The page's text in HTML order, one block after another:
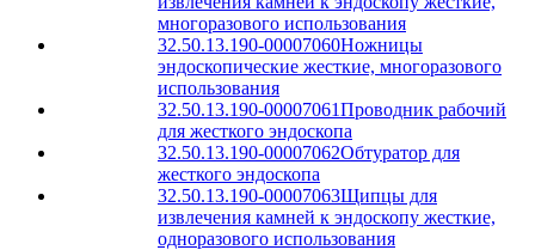
многоразового использования
32.50.13.190-00007060Ножницы
эндоскопические жесткие, многоразового
использования
32.50.13.190-00007061Проводник рабочий
для жесткого эндоскопа
32.50.13.190-00007062Обтуратор для
жесткого эндоскопа
32.50.13.190-00007063Щипцы для
извлечения камней к эндоскопу жесткие,
одноразового использования